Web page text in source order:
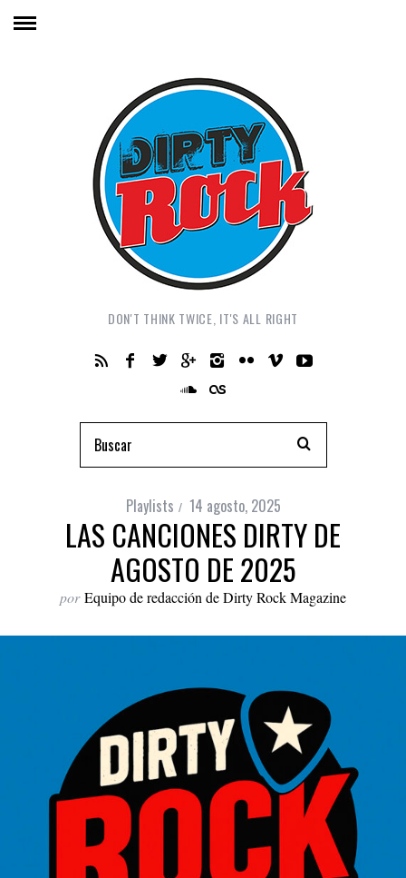
DON'T THINK TWICE, IT'S ALL RIGHT
Playlists 14 agosto, 2025
LAS CANCIONES DIRTY DE
AGOSTO DE 2025
por Equipo de redacción de Dirty Rock Magazine